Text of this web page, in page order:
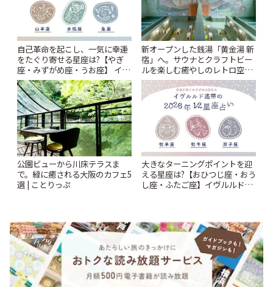
自己革命を起こし、一気に幸運
をたぐり寄せる星座は?【やぎ
座・みずがめ座・うお座】 イヴ
ルルド遙華2026年 夏の運勢
~Summer~ | ことりっぷ
新オープンした銭湯「黄金湯 新
宿」へ。サウナとクラフトビー
ルを楽しむ癒やしのレトロ空間
| ことりっぷ
公園ビューから川床テラスま
で。緑に癒される大阪のカフェ5
選 | ことりっぷ
大きなターニングポイントを迎
える星座は?【おひつじ座・おう
し座・ふたご座】イヴルルド遙